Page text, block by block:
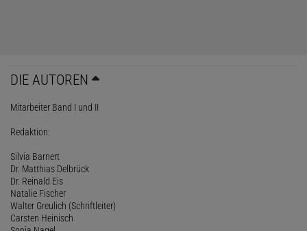
DIE AUTOREN
Mitarbeiter Band I und II
Redaktion:
Silvia Barnert
Dr. Matthias Delbrück
Dr. Reinald Eis
Natalie Fischer
Walter Greulich (Schriftleiter)
Carsten Heinisch